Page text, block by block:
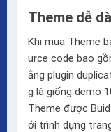
Theme dễ
Khi mua Theme
urce code bao
ằng plugin
g là giống demo
Theme được
ới trình dựng